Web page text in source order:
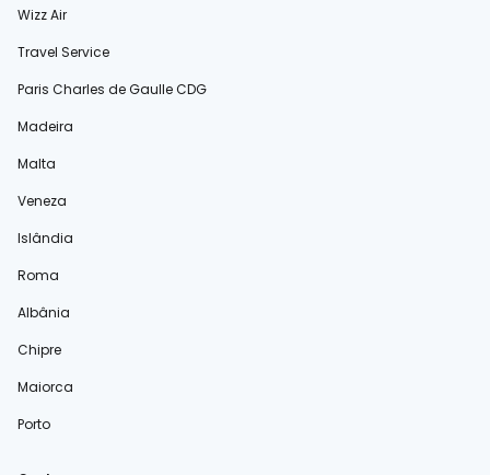
Wizz Air
Travel Service
Paris Charles de Gaulle CDG
Madeira
Malta
Veneza
Islândia
Roma
Albânia
Chipre
Maiorca
Porto